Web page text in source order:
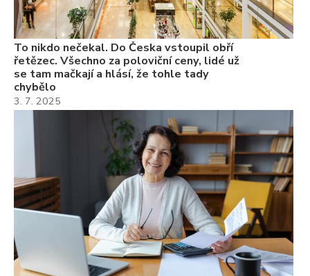
To nikdo nečekal. Do Česka vstoupil obří
řetězec. Všechno za poloviční ceny, lidé už
se tam mačkají a hlásí, že tohle tady
chybělo
3. 7. 2025